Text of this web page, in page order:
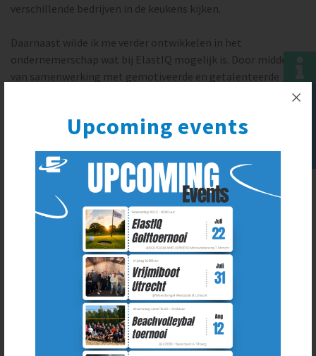
verschillende bedrijven in de keukens kijken.
Daarnaast wilde ik me verder ontwikkelen in het
ondernemerschap wat bij ElastIQ mogelijk is. Door middel
van samenwerking met gemotiveerde en getalenteerde
collega’s bereiken we een gezamenlijke doel en tegelijkertijd
professionals waar je van kan leren en leuke dingen mee kan
doen vind ik belangrijk. Daarnaast ligt er veel nadruk op
ElastIQ fun events en kennissessies.
In het kader van samen meer bereiken en ondernemerschap...
Een ElastIQ-collega heeft mij aangedragen voor een
opdracht en werken we nauw samen. Ik krijg veel energie van
het sparren met mijn collega's over wat we voor onze
opdrachtgevers en voor ElastIQ kunnen betekenen.
Daarnaast natuurlijk hoe ik hier mijn bijdrage in kan leveren.
Wat triggerde jou om na je MBA en Master Accounting &
Upcoming events